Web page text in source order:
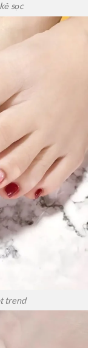
sọc
trend